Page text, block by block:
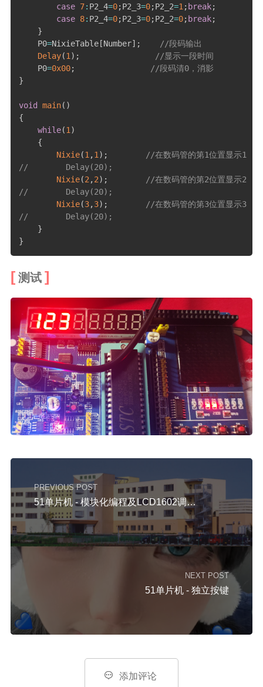
case 7: P2_4=0;P2_3=0;P2_2=1; break;
case 8: P2_4=0;P2_3=0;P2_2=0; break;
}
    P0
=NixieTable[Number] ;
//段码输出
Delay(1) ;
//显示一段时间
    P0
=0x00;
//段码清0，消影
}
void main( )
{
while(1)
{
Nixie(1,1) ;
//在数码管的第1位置显示1
//        Delay(20);
Nixie(2,2) ;
//在数码管的第2位置显示2
//        Delay(20);
Nixie(3,3) ;
//在数码管的第3位置显示3
//        Delay(20);
}
}
测试
PREVIOUS POST
51单片机 - 模块化编程及LCD1602调试工具 - 矩阵键盘 - 矩阵键盘密码锁
NEXT POST
51单片机 - 独立按键
 添加评论